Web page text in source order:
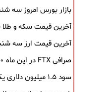
بازار بورس امروز سه شنبه – ۲۸
آخرین قیمت سکه و طلا سه
آخرین قیمت ارز سه شنبه – ۲۸
صرافی FTX در این ماه ۵۰۰ میلیون دلار ارز دیجیتال فروخته است
سود ۱.۵ میلیون دلاری یک معامله ‌گر از یک میم‌ کوین سولانا طی ۵ روز